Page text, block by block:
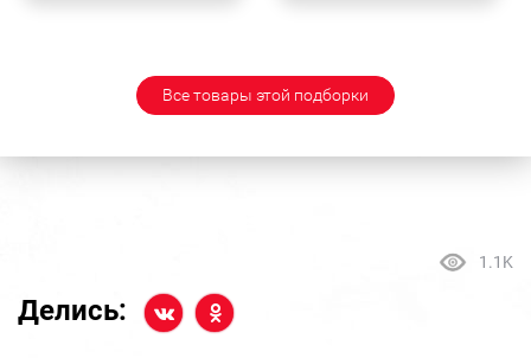
Все товары этой подборки
1.1K
Делись: